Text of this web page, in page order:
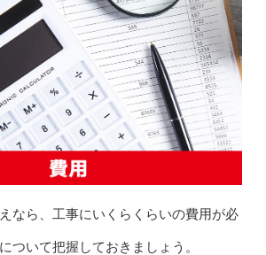
なら、工事にいくらくらいの費用が必
ついて把握しておきましょう。